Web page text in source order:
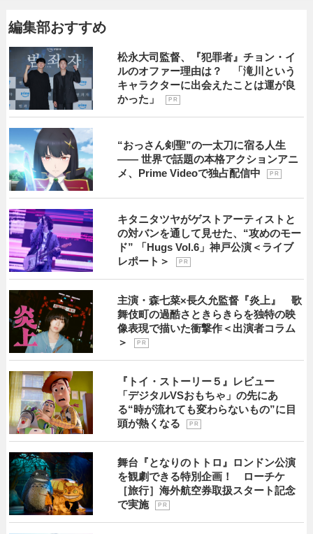
編集部おすすめ
松永大司監督、『犯罪者』チョン・イ
ルのオファー理由は？ 「滝川という
キャラクターに出会えたことは運が良
かった」
P R
“おっさん剣聖”の一太刀に宿る人生
―― 世界で話題の本格アクションアニ
メ、Prime Videoで独占配信中
P R
キタニタツヤがゲストアーティストと
の対バンを通して見せた、“攻めのモー
ド” 「Hugs Vol.6」神戸公演＜ライブ
レポート＞
P R
主演・森七菜×長久允監督『炎上』 歌
舞伎町の過酷さときらきらを独特の映
像表現で描いた衝撃作＜出演者コラム
＞
P R
『トイ・ストーリー５』レビュー
「デジタルVSおもちゃ」の先にあ
る“時が流れても変わらないもの”に目
頭が熱くなる
P R
舞台『となりのトトロ』ロンドン公演
を観劇できる特別企画！ ローチケ
［旅行］海外航空券取扱スタート記念
で実施
P R